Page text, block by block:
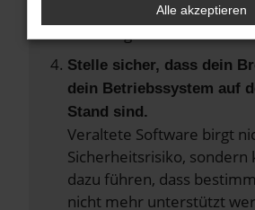
Das kann manchmal helfen,
vorübergehende
Stelle sicher, dass dein
dein Betriebssystem auf
Stand sind.
Veraltete Software birgt
Sicherheitsrisiko, sondern
dazu führen, dass
nicht mehr unterstützt
Alle akzeptieren